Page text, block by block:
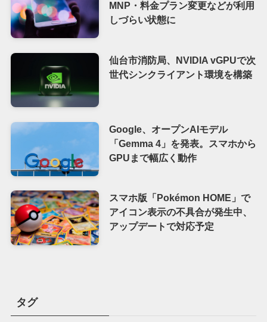
MNP・料金プラン変更などが利用
しづらい状態に
仙台市消防局、NVIDIA vGPUで次
世代シンクライアント環境を構築
Google、オープンAIモデル
「Gemma 4」を発表。スマホから
GPUまで幅広く動作
スマホ版「Pokémon HOME」で
アイコン表示の不具合が発生中、
アップデートで対応予定
タグ